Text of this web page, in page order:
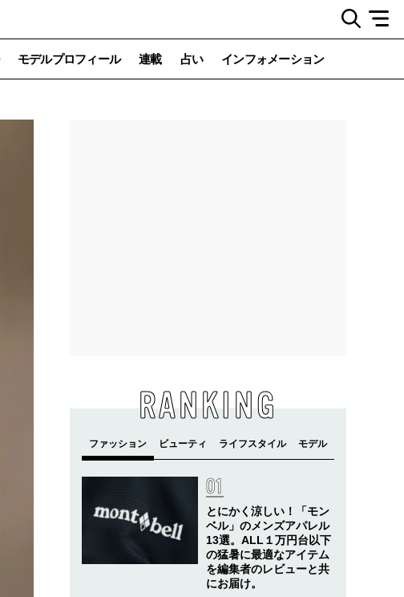
モデルプロフィール 連載 占い インフォメーション
RANKING
とにかく涼しい！「モン
ベル」のメンズアパレル
13選。ALL１万円台以下
の猛暑に最適なアイテム
を編集者のレビューと共
にお届け。